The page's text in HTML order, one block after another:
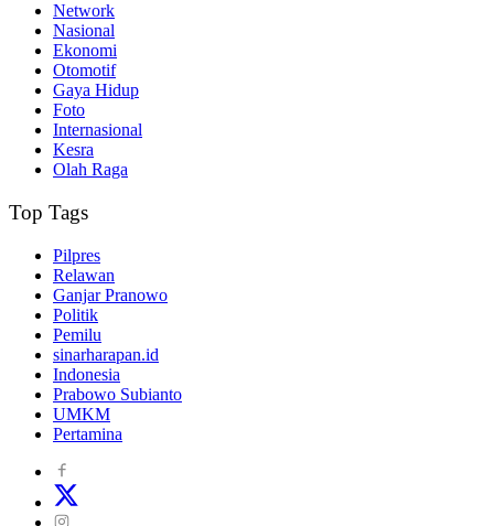
Network
Nasional
Ekonomi
Otomotif
Gaya Hidup
Foto
Internasional
Kesra
Olah Raga
Top Tags
Pilpres
Relawan
Ganjar Pranowo
Politik
Pemilu
sinarharapan.id
Indonesia
Prabowo Subianto
UMKM
Pertamina